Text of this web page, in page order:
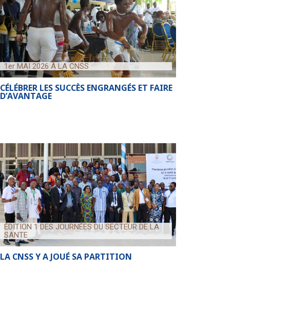
1er MAI 2026 À LA CNSS
CÉLÉBRER LES SUCCÈS ENGRANGÉS ET FAIRE
D’AVANTAGE
ÉDITION 1 DES JOURNÉES DU SECTEUR DE LA
SANTE
LA CNSS Y A JOUÉ SA PARTITION